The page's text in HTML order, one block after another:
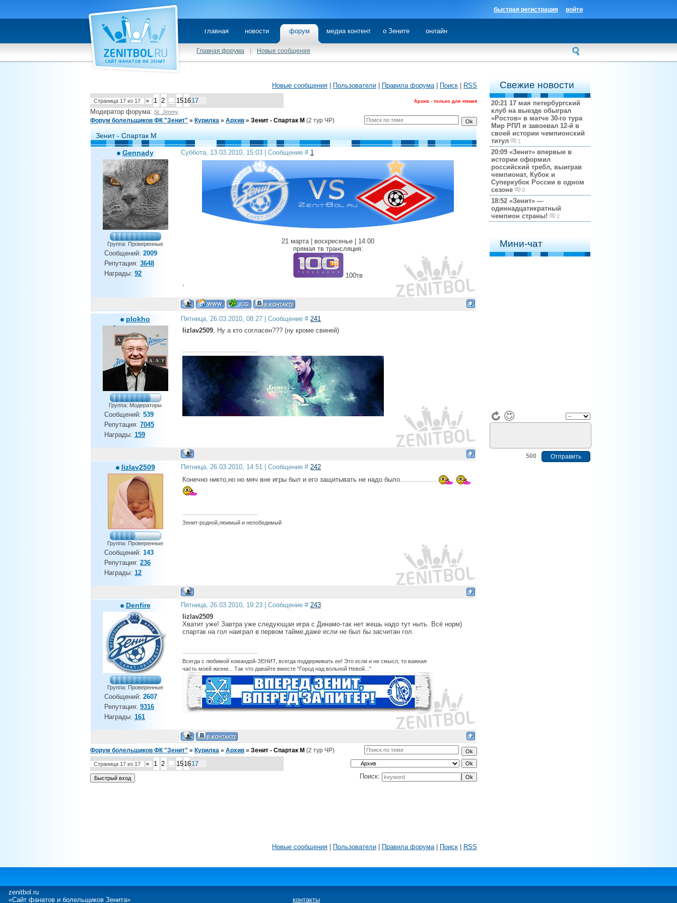
войти
быстрая регистрация
главная новости форум медиа контент о Зените онлайн
Главная форума Новые сообщения
Свежие новости
20:21 17 мая петербургский
клуб на выезде обыграл
«Ростов» в матче 30-го тура
Мир РПЛ и завоевал 12-й в
своей истории чемпионский
титул
1
20:09 «Зенит» впервые в
истории оформил
российский требл, выиграв
чемпионат, Кубок и
Суперкубок России в одном
сезоне
0
18:52 «Зенит» —
одиннадцатикратный
чемпион страны!
2
Мини-чат
500
Новые сообщения Пользователи Правила форума| Поиск RSS
Страница 17 из 17 « 1 2 151617 Архив - только для чтения
Модератор форума: St_Jimmy
Форум болельщиков ФК "Зенит" » Курилка » Архив » Зенит - Спартак М (2 тур ЧР)
Зенит - Спартак М
Gennady
Группа: Проверенные
Сообщений: 2009
Репутация: 3648
Награды: 92
Суббота, 13.03.2010, 15:03 | Сообщение # 1
21 марта | воскресенье | 14:00
прямая тв трансляция:
100тв
,
plokho
Группа: Модераторы
Сообщений: 539
Репутация: 7045
Награды: 159
Пятница, 26.03.2010, 08:27 | Сообщение # 241
lizlav2509, Ну а кто согласен??? (ну кроме свиней)
lizlav2509
Группа: Проверенные
Сообщений: 143
Репутация: 236
Награды: 12
Пятница, 26.03.2010, 14:51 | Сообщение # 242
Конечно никто,но но мяч вне игры был и его защитывать не надо было..................
Зенит-родной,люимый и непобедимый
Denfire
Группа: Проверенные
Сообщений: 2607
Репутация: 9316
Награды: 161
Пятница, 26.03.2010, 19:23 | Сообщение # 243
lizlav2509
Хватит уже! Завтра уже следующая игра с Динамо-так нет жешь надо тут ныть. Всё норм)
спартак на гол наиграл в первом тайме,даже если не был бы засчитан гол.
Всегда с любимой командой-ЗЕНИТ, всегда поддерживать ее! Это если и не смысл, то важная
часть моей жизни... Так что давайте вместе "Город над вольной Невой..."
Форум болельщиков ФК "Зенит" » Курилка » Архив » Зенит - Спартак М (2 тур ЧР)
Страница 17 из 17 « 1 2 151617
Поиск:
Новые сообщения Пользователи Правила форума| Поиск RSS
zenitbol.ru
«Сайт фанатов и болельщиков Зенита»
контакты